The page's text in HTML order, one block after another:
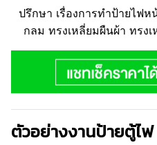
ปรึกษา เรื่องการทำป้ายไฟ
กลม ทรงเหลี่ยมผืนผ้า ทรง
ตัวอย่างงานป้ายตู้ไฟ